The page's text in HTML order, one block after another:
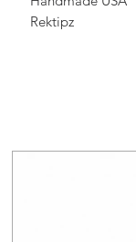
Rektipz